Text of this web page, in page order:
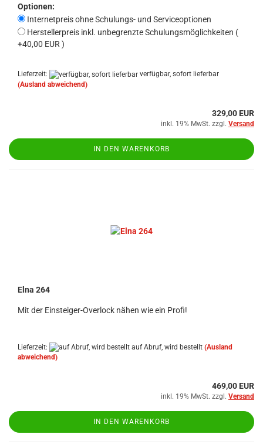
Optionen:
Internetpreis ohne Schulungs- und Serviceoptionen
Herstellerpreis inkl. unbegrenzte Schulungsmöglichkeiten (
+40,00 EUR )
Lieferzeit:
verfügbar, sofort lieferbar
(Ausland abweichend)
329,00 EUR
inkl. 19% MwSt. zzgl. Versand
IN DEN WARENKORB
Elna 264
Mit der Einsteiger-Overlock nähen wie ein Profi!
Lieferzeit: auf Abruf, wird bestellt (Ausland
abweichend)
469,00 EUR
inkl. 19% MwSt. zzgl. Versand
IN DEN WARENKORB